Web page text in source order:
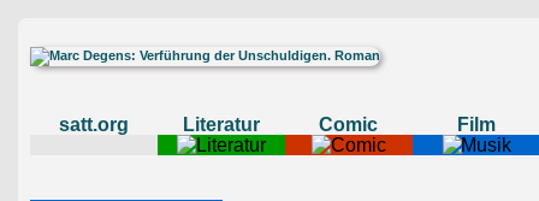
satt.org Literatur Comic Film